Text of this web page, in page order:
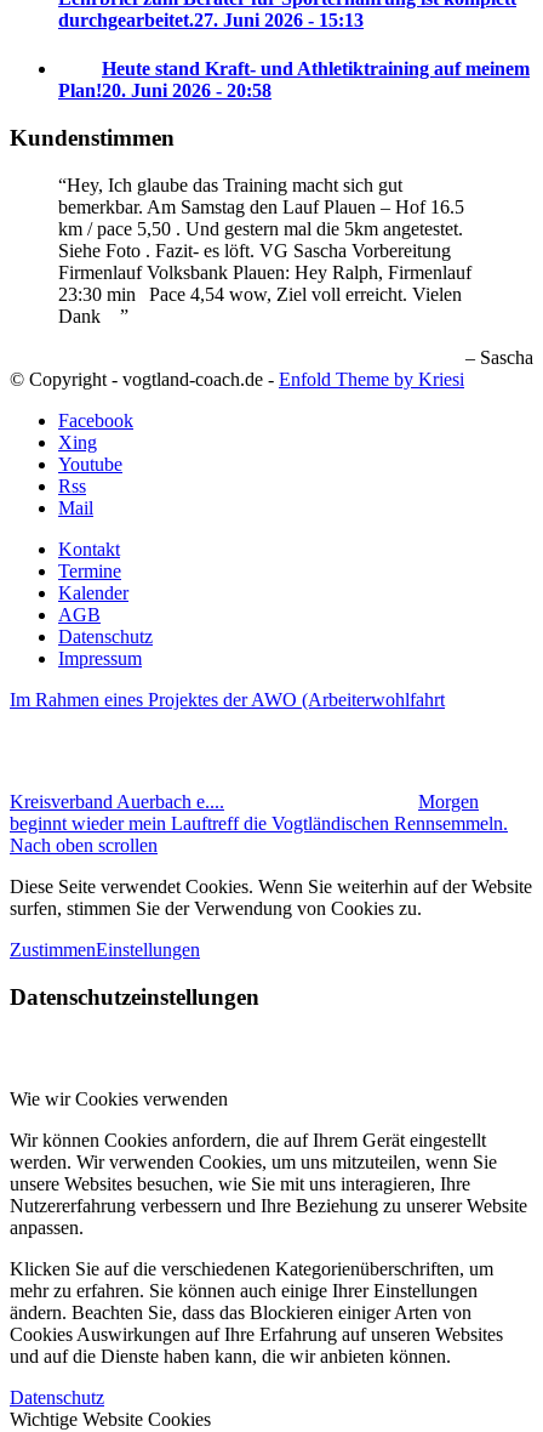
durchgearbeitet.27. Juni 2026 - 15:13
Heute stand Kraft- und Athletiktraining auf meinem
Plan!20. Juni 2026 - 20:58
Kundenstimmen
Hey, Ich glaube das Training macht sich gut
bemerkbar. Am Samstag den Lauf Plauen – Hof 16.5
km / pace 5,50 . Und gestern mal die 5km angetestet.
Siehe Foto . Fazit- es löft. VG Sascha Vorbereitung
Firmenlauf Volksbank Plauen: Hey Ralph, Firmenlauf
23:30 min
Pace 4,54 wow, Ziel voll erreicht. Vielen
Dank
Sascha
© Copyright - vogtland-coach.de - Enfold Theme by Kriesi
Facebook
Xing
Youtube
Rss
Mail
Kontakt
Termine
Kalender
AGB
Datenschutz
Impressum
Im Rahmen eines Projektes der AWO (Arbeiterwohlfahrt
Kreisverband Auerbach e....
Morgen
beginnt wieder mein Lauftreff die Vogtländischen Rennsemmeln.
Nach oben scrollen
Diese Seite verwendet Cookies. Wenn Sie weiterhin auf der Website
surfen, stimmen Sie der Verwendung von Cookies zu.
ZustimmenEinstellungen
Datenschutzeinstellungen
Wie wir Cookies verwenden
Wir können Cookies anfordern, die auf Ihrem Gerät eingestellt
werden. Wir verwenden Cookies, um uns mitzuteilen, wenn Sie
unsere Websites besuchen, wie Sie mit uns interagieren, Ihre
Nutzererfahrung verbessern und Ihre Beziehung zu unserer Website
anpassen.
Klicken Sie auf die verschiedenen Kategorienüberschriften, um
mehr zu erfahren. Sie können auch einige Ihrer Einstellungen
ändern. Beachten Sie, dass das Blockieren einiger Arten von
Cookies Auswirkungen auf Ihre Erfahrung auf unseren Websites
und auf die Dienste haben kann, die wir anbieten können.
Datenschutz
Wichtige Website Cookies